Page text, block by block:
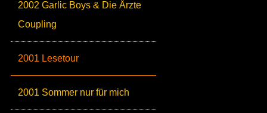
2002 Garlic Boys & Die Ärzte
Coupling
2001 Lesetour
2001 Sommer nur für mich